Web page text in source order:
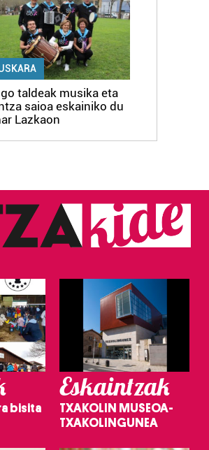
taldeak musika eta
saioa eskainiko du
Lazkaon
bisita
Eskaintzak
TXAKOLIN MUSEOA-
TXAKOLINGUNEA